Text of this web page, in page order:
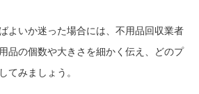
よいか迷った場合には、不用品回収業者
品の個数や大きさを細かく伝え、どのプ
てみましょう。